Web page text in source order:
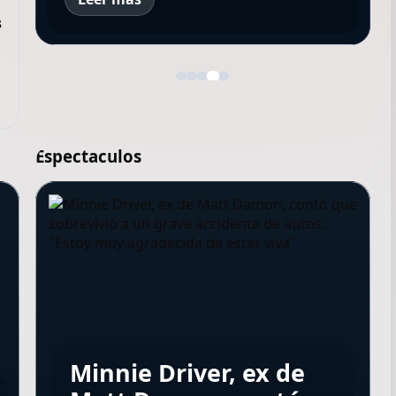
Espectaculos
Lo más visto en
Lo más visto en
Minnie Driver, ex de